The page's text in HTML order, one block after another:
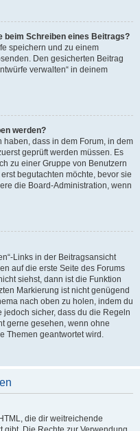
beim Schreiben eines Beitrags?
speichern und zu einem
Den gesicherten Beitrag
verwalten“ in deinem
werden?
dass in dem Forum, in dem
geprüft werden müssen. Es
zu einer Gruppe von Benutzern
begutachten möchte, bevor sie
die Board-Administration, wenn
Links in der Beitragsansicht
auf die erste Seite des Forums
siehst, dann ist die Funktion
Markierung ist nicht genügend
nach oben zu holen, indem du
jedoch sicher, dass du die Regeln
gerne gesehen, wenn ohne
Themen geantwortet wird.
die dir weitreichende